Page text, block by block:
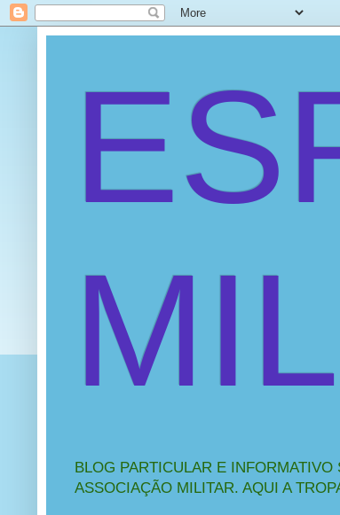
BLOG PARTICULAR E
ASSOCIAÇÃO MILITAR. AQUI A